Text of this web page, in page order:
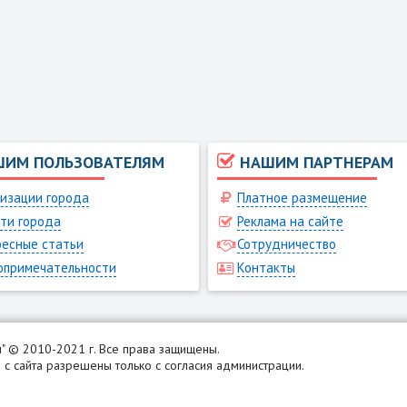
ПОЛЬЗОВАТЕЛЯМ
города
города
статьи
НАШИМ ПАРТНЕРАМ
Платное размещение
Реклама на сайте
Сотрудничество
Контакты
" © 2010-2021 г. Все права защищены.
разрешены только с согласия администрации.